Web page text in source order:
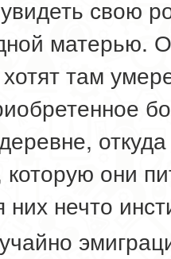
свою
матерью.
там
они
нечто